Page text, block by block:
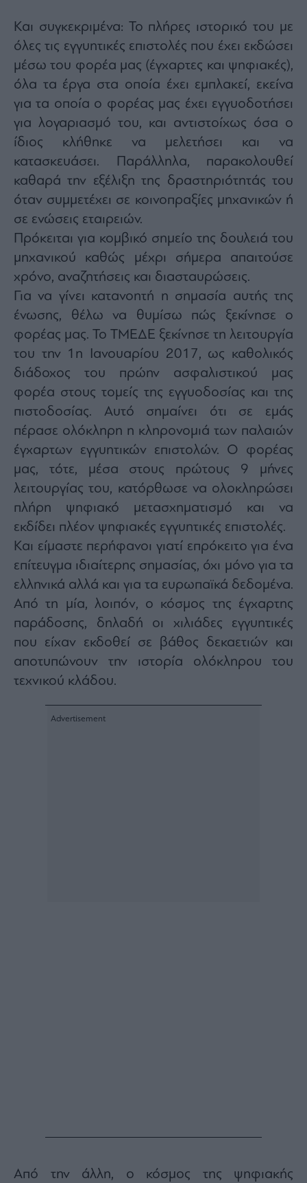
Και συγκεκριμένα: Το πλήρες ιστορικό του με
όλες τις εγγυητικές επιστολές που έχει εκδώσει
μέσω του φορέα μας (έγχαρτες και ψηφιακές),
όλα τα έργα στα οποία έχει εμπλακεί, εκείνα
για τα οποία ο φορέας μας έχει εγγυοδοτήσει
για λογαριασμό του, και αντιστοίχως όσα ο
ίδιος κλήθηκε να μελετήσει και να
κατασκευάσει. Παράλληλα, παρακολουθεί
καθαρά την εξέλιξη της δραστηριότητάς του
όταν συμμετέχει σε κοινοπραξίες μηχανικών ή
σε ενώσεις εταιρειών.
Πρόκειται για κομβικό σημείο της δουλειά του
μηχανικού καθώς μέχρι σήμερα απαιτούσε
χρόνο, αναζητήσεις και διασταυρώσεις.
Για να γίνει κατανοητή η σημασία αυτής της
ένωσης, θέλω να θυμίσω πώς ξεκίνησε ο
φορέας μας. Το ΤΜΕΔΕ ξεκίνησε τη λειτουργία
του την 1η Ιανουαρίου 2017, ως καθολικός
διάδοχος του πρώην ασφαλιστικού μας
φορέα στους τομείς της εγγυοδοσίας και της
πιστοδοσίας. Αυτό σημαίνει ότι σε εμάς
πέρασε ολόκληρη η κληρονομιά των παλαιών
έγχαρτων εγγυητικών επιστολών. Ο φορέας
μας, τότε, μέσα στους πρώτους 9 μήνες
λειτουργίας του, κατόρθωσε να ολοκληρώσει
πλήρη ψηφιακό μετασχηματισμό και να
εκδίδει πλέον ψηφιακές εγγυητικές επιστολές.
Και είμαστε περήφανοι γιατί επρόκειτο για ένα
επίτευγμα ιδιαίτερης σημασίας, όχι μόνο για τα
ελληνικά αλλά και για τα ευρωπαϊκά δεδομένα.
Από τη μία, λοιπόν, ο κόσμος της έγχαρτης
παράδοσης, δηλαδή οι χιλιάδες εγγυητικές
που είχαν εκδοθεί σε βάθος δεκαετιών και
αποτυπώνουν την ιστορία ολόκληρου του
τεχνικού κλάδου.
Από την άλλη, ο κόσμος της ψηφιακής